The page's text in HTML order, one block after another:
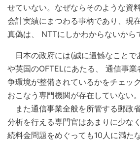
せていない。なぜならそのような資
会計実績にまつわる事柄であり、現
真偽は、 NTTにしかわからないから
日本の政府には(誠に遺憾なことで
や英国のOFTELにあたる、 通信事
争環境が整備されているかをチェッ
おこなう専門機関が存在していない。
また通信事業全般を所管する郵政
分析を行える専門官はあまりに少な
続料金問題をめぐっても10人に満た